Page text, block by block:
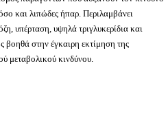
και λιπώδες ήπαρ. Περιλαμβάνει
υπέρταση, υψηλά τριγλυκερίδια και
βοηθά στην έγκαιρη εκτίμηση της
μεταβολικού κινδύνου.